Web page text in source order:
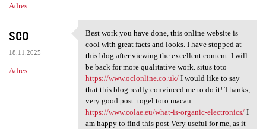
Adres
seo
18.11.2025
Adres
Best work you have done, this
Best work you have done, this online website is
cool with great facts and looks. I have stopped at
this blog after viewing the excellent content. I will
be back for more qualitative work. situs toto
https://www.oclonline.co.uk/I would like to say
that this blog really convinced me to do it! Thanks,
very good post. togel toto macau
https://www.colae.eu/what-is-organic-electronics/I
am happy to find this post Very useful for me, as it